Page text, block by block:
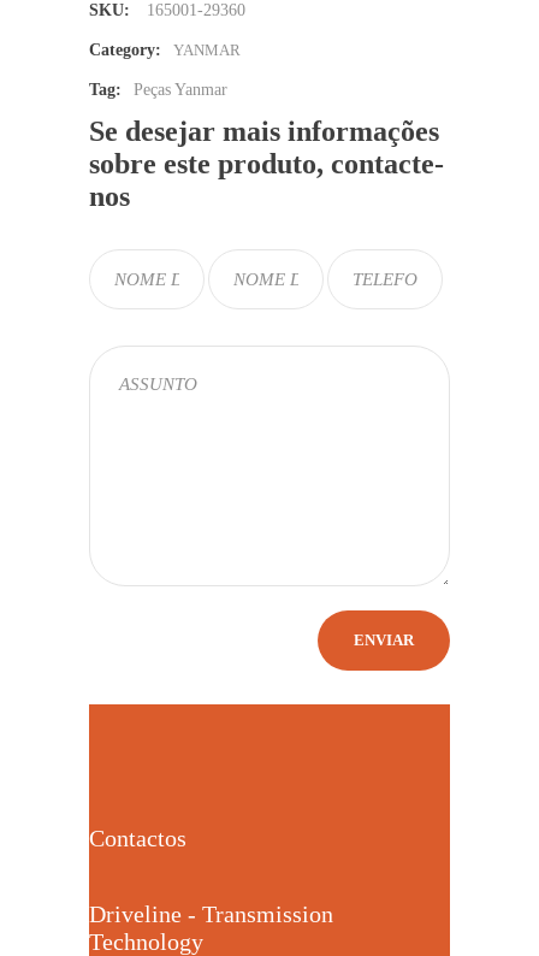
SKU: 165001-29360
Category: YANMAR
Tag: Peças Yanmar
Se desejar mais informações
sobre este produto, contacte-
nos
Contactos
Driveline - Transmission
Technology